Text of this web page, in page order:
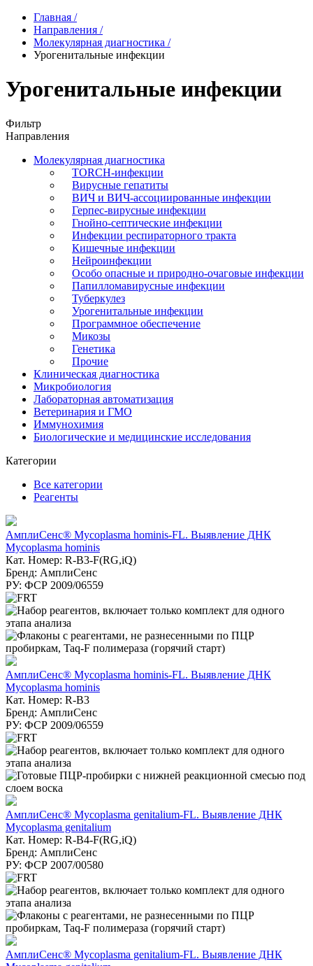
Главная /
Направления /
Молекулярная диагностика /
Урогенитальные инфекции
Урогенитальные инфекции
Фильтр
Направления
Молекулярная диагностика
TORCH-инфекции
Вирусные гепатиты
ВИЧ и ВИЧ-ассоциированные инфекции
Герпес-вирусные инфекции
Гнойно-септические инфекции
Инфекции респираторного тракта
Кишечные инфекции
Нейроинфекции
Особо опасные и природно-очаговые инфекции
Папилломавирусные инфекции
Туберкулез
Урогенитальные инфекции
Программное обеспечение
Микозы
Генетика
Прочие
Клиническая диагностика
Микробиология
Лабораторная автоматизация
Ветеринария и ГМО
Иммунохимия
Биологические и медицинские исследования
Категории
Все категории
Реагенты
АмплиСенс® Mycoplasma hominis-FL. Выявление ДНК
Mycoplasma hominis
Кат. Номер: R-B3-F(RG,iQ)
Бренд: АмплиСенс
РУ: ФСР 2009/06559
АмплиСенс® Mycoplasma hominis-FL. Выявление ДНК
Mycoplasma hominis
Кат. Номер: R-B3
Бренд: АмплиСенс
РУ: ФСР 2009/06559
АмплиСенс® Mycoplasma genitalium-FL. Выявление ДНК
Mycoplasma genitalium
Кат. Номер: R-B4-F(RG,iQ)
Бренд: АмплиСенс
РУ: ФСР 2007/00580
АмплиСенс® Mycoplasma genitalium-FL. Выявление ДНК